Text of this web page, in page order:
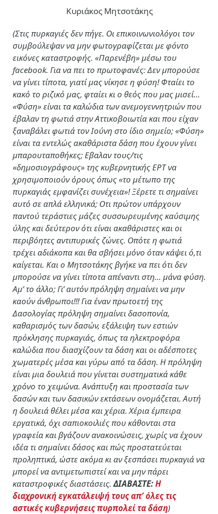
Κυριάκος Μητσοτάκης
(Στις πυρκαγιές δεν πήγε. Οι επικοινωνιολόγοι τον
συμβούλεψαν να μην φωτογραφίζεται με φόντο
εικόνες καταστροφής. «Παρενέβη» μέσω του
facebook. Για να πει το πρωτοφανές: Δεν μπορούσε
να γίνει τίποτα, γιατί μας νίκησε η φύση! Φταίει το
κακό το ριζικό μας, φταίει κι ο θεός που μας μισεί…
«Φύση» είναι τα καλώδια των ανεμογεννητριών που
έβαλαν τη φωτιά στην Αττικοβοιωτία και που είχαν
ξαναβάλει φωτιά τον Ιούνη στο ίδιο σημείο; «Φύση»
είναι τα εντελώς ακαθάριστα δάση που έχουν γίνει
μπαρουταποθήκες; Εβαλαν τους/τις
«δημοσιογράφους» της κυβερνητικής ΕΡΤ να
χρησιμοποιούν όρους όπως «το μέτωπο της
πυρκαγιάς εμφανίζει συνέχεια»! Ξέρετε τι σημαίνει
αυτό σε απλά ελληνικά; Οτι πρώτον υπάρχουν
παντού τεράστιες μάζες συσσωρευμένης καύσιμης
ύλης και δεύτερον ότι είναι ακαθάριστες και οι
περιβόητες αντιπυρικές ζώνες. Οπότε η φωτιά
τρέχει αδιάκοπα και θα σβήσει μόνο όταν κάψει ό,τι
καίγεται. Και ο Μητσοτάκης βγήκε να πει ότι δεν
μπορούσε να γίνει τίποτα απέναντι στη… μάνα φύση.
Αμ’ το άλλο; Γι’ αυτόν πρόληψη σημαίνει να μην
καούν άνθρωποι!!! Για έναν πρωτοετή της
Δασολογίας πρόληψη σημαίνει δασοπονία,
καθαρισμός των δασών, εξάλειψη των εστιών
πρόκλησης πυρκαγιάς, όπως τα ηλεκτροφόρα
καλώδια που διασχίζουν τα δάση και οι αδέσποτες
χωματερές μέσα και γύρω από τα δάση. Η πρόληψη
είναι μια δουλειά που γίνεται συστηματικά κάθε
χρόνο το χειμώνα. Ανάπτυξη και προστασία των
δασών και των δασικών εκτάσεων ονομάζεται. Αυτή
η δουλειά θέλει μέσα και χέρια. Χέρια έμπειρα
εργατικά, όχι σαπιοκοιλιές που κάθονται στα
γραφεία και βγάζουν ανακοινώσεις, χωρίς να έχουν
ιδέα τι σημαίνει δάσος και πώς προστατεύεται
προληπτικά, ώστε ακόμα κι αν ξεσπάσει πυρκαγιά να
μπορεί να αντιμετωπιστεί και να μην πάρει
καταστροφικές διαστάσεις.ΔΙΑΒΑΣΤΕ:Η
διαχρονική εγκατάλειψή τους απ’ όλες τις
αστικές κυβερνήσεις πυρπολεί τα δάση)